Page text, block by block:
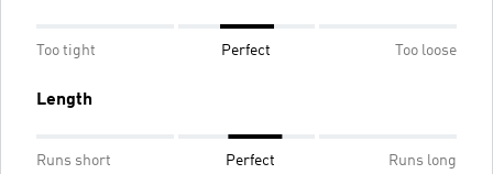
Too tight Perfect Too loose
Length
Runs short Perfect Runs long